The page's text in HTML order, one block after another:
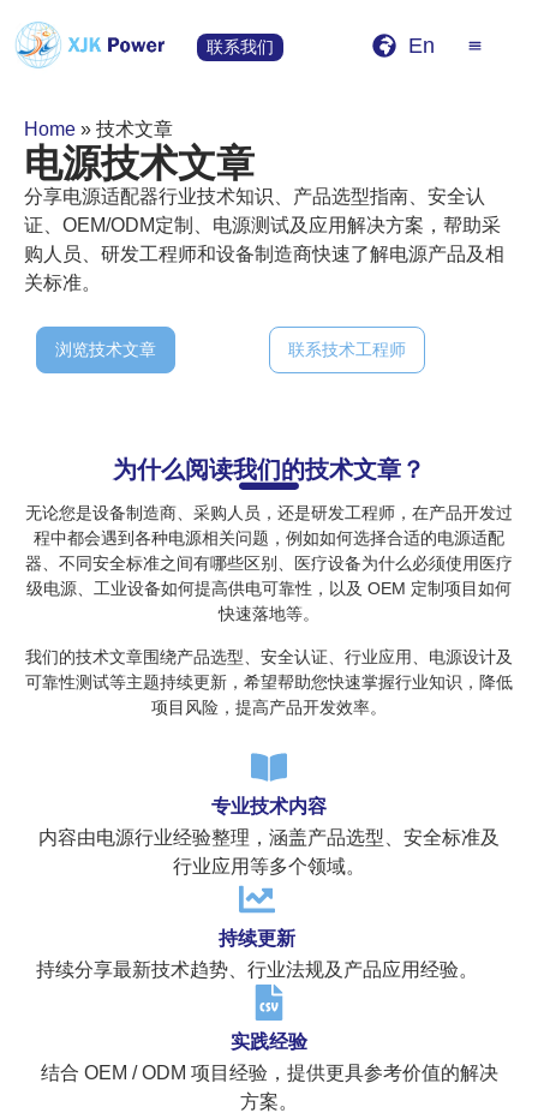
联系我们 En
Home » 技术文章
电源技术文章
分享电源适配器行业技术知识、产品选型指南、安全认
证、OEM/ODM定制、电源测试及应用解决方案，帮助采
购人员、研发工程师和设备制造商快速了解电源产品及相
关标准。
浏览技术文章 联系技术工程师
为什么阅读我们的技术文章？
无论您是设备制造商、采购人员，还是研发工程师，在产品开发过
程中都会遇到各种电源相关问题，例如如何选择合适的电源适配
器、不同安全标准之间有哪些区别、医疗设备为什么必须使用医疗
级电源、工业设备如何提高供电可靠性，以及 OEM 定制项目如何
快速落地等。
我们的技术文章围绕产品选型、安全认证、行业应用、电源设计及
可靠性测试等主题持续更新，希望帮助您快速掌握行业知识，降低
项目风险，提高产品开发效率。
专业技术内容
内容由电源行业经验整理，涵盖产品选型、安全标准及
行业应用等多个领域。
持续更新
持续分享最新技术趋势、行业法规及产品应用经验。
实践经验
结合 OEM / ODM 项目经验，提供更具参考价值的解决
方案。